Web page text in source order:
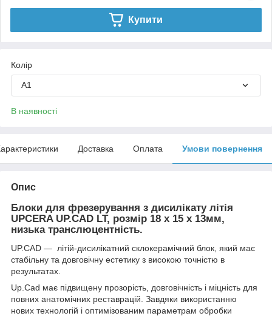
Купити
Колір
А1
В наявності
Доставка Оплата Умови повернення
Опис
Блоки для фрезерування з дисилікату літія
UPCERA UP.CAD LT, розмір 18 x 15 x 13мм,
низька транслюцентність.
UP.CAD — літій-дисилікатний склокерамічний блок, який має
стабільну та довговічну естетику з високою точністю в
результатах.
Up.Cad має підвищену прозорість, довговічність і міцність для
повних анатомічних реставрацій. Завдяки використанню
нових технологій і оптимізованим параметрам обробки